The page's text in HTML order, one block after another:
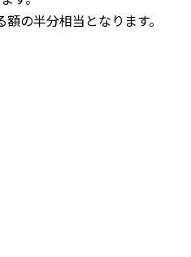
の半分相当となります。